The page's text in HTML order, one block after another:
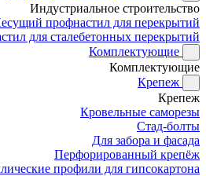
Индустриальное строительство
профнастил для перекрытий
для сталебетонных перекрытий
Комплектующие
Комплектующие
Крепеж
Крепеж
Кровельные саморезы
Стад-болты
Для забора и фасада
Перфорированный крепёж
профили для гипсокартона